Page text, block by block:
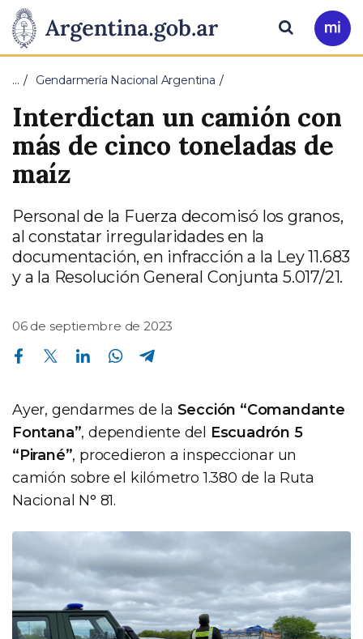
Presidencia
de
la
Nación
Pasar al contenido principal
Ir
a
Buscar
… Gendarmería Nacional Argentina
Interdictan un camión con
más de cinco toneladas de
maíz
Personal de la Fuerza decomisó los granos,
al constatar irregularidades en la
documentación, en infracción a la Ley 11.683
y a la Resolución General Conjunta 5.017/21.
06 de septiembre de 2023
Compartir en Facebook Compartir en Twitter Compartir en Linkedin Compartir en Whatsapp
Ayer, gendarmes de la Sección “Comandante
Fontana”, dependiente del Escuadrón 5
“Pirané”, procedieron a inspeccionar un
camión sobre el kilómetro 1.380 de la Ruta
Nacional N° 81.